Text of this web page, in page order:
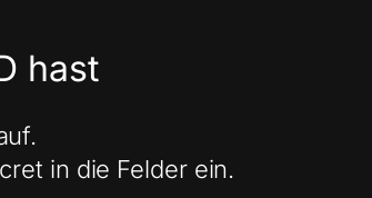
hast
in die Felder ein.